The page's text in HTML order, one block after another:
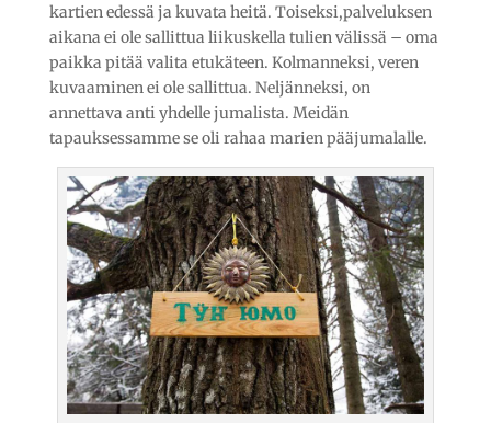
kartien edessä ja kuvata heitä. Toiseksi,palveluksen
aikana ei ole sallittua liikuskella tulien välissä – oma
paikka pitää valita etukäteen. Kolmanneksi, veren
kuvaaminen ei ole sallittua. Neljänneksi, on
annettava anti yhdelle jumalista. Meidän
tapauksessamme se oli rahaa marien pääjumalalle.